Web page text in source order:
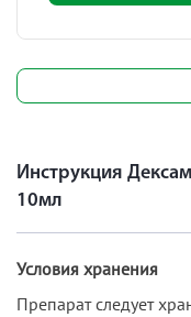
Инструкция
10мл
Условия хранения
Препарат следует